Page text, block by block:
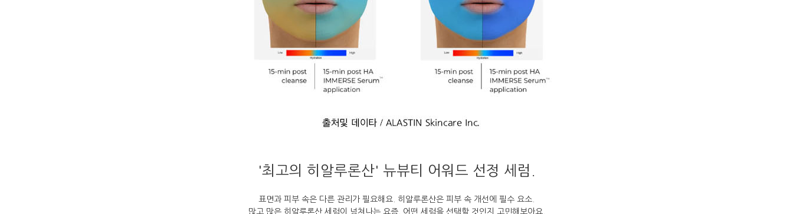
'최고의 히알루론산' 뉴뷰티 어워드 선정 세럼.
표면과 피부 속은 다른 관리가 필요해요. 히알루론산은 피부 속 개선에 필수 요소.
많고 많은 히알루론산 세럼이 넘쳐나는 요즘. 어떤 세럼을 선택할 것인지 고민해보아요.